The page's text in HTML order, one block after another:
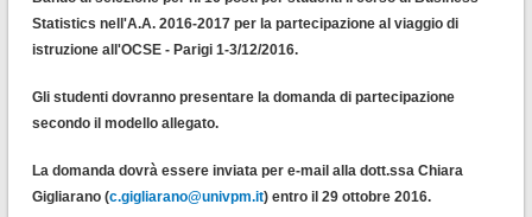
Statistics nell'A.A. 2016-2017 per la partecipazione al viaggio di
istruzione all'OCSE - Parigi 1-3/12/2016.
Gli studenti dovranno presentare la domanda di partecipazione
secondo il modello allegato.
La domanda dovrà essere inviata per e-mail alla dott.ssa Chiara
Gigliarano (c.gigliarano@univpm.it) entro il 29 ottobre 2016.